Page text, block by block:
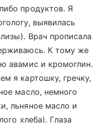
продуктов. Я
выявилась
Врач прописала
К тому же
авамис и кромоглин.
я картошку, гречку,
масло, немного
льняное масло и
хлеба). Глаза